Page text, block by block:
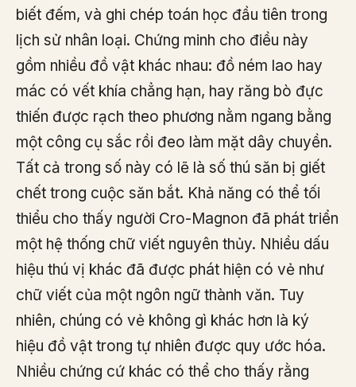
biết đếm, và ghi chép toán học đầu tiên trong
lịch sử nhân loại. Chứng minh cho điều này
gồm nhiều đồ vật khác nhau: đồ ném lao hay
mác có vết khía chẳng hạn, hay răng bò đực
thiến được rạch theo phương nằm ngang bằng
một công cụ sắc rồi đeo làm mặt dây chuyền.
Tất cả trong số này có lẽ là số thú săn bị giết
chết trong cuộc săn bắt. Khả năng có thể tối
thiểu cho thấy người Cro-Magnon đã phát triển
một hệ thống chữ viết nguyên thủy. Nhiều dấu
hiệu thú vị khác đã được phát hiện có vẻ như
chữ viết của một ngôn ngữ thành văn. Tuy
nhiên, chúng có vẻ không gì khác hơn là ký
hiệu đồ vật trong tự nhiên được quy ước hóa.
Nhiều chứng cứ khác có thể cho thấy rằng